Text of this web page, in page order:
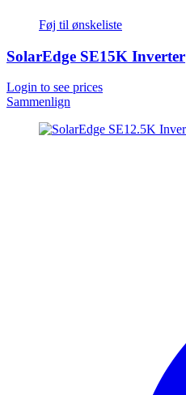
Føj til ønskeliste
SolarEdge SE15K Inverter
Login to see prices
Sammenlign